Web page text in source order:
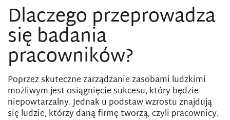
Dlaczego przeprowadza
się badania
pracowników?
Poprzez skuteczne zarządzanie zasobami ludzkimi
możliwym jest osiągnięcie sukcesu, który będzie
niepowtarzalny. Jednak u podstaw wzrostu znajdują
się ludzie, którzy daną firmę tworzą, czyli pracownicy.